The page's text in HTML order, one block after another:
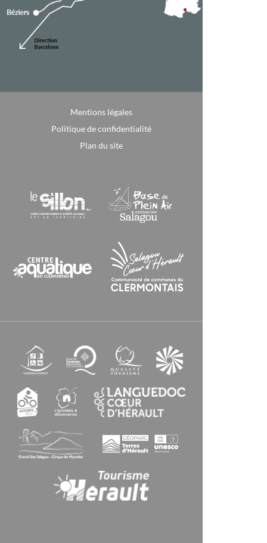
Mentions légales
Politique de confidentialité
Plan du site